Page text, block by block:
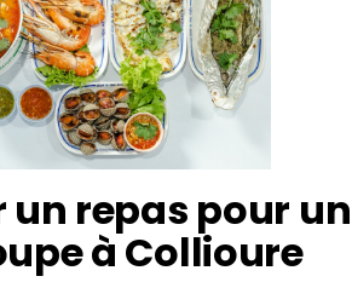
un repas pour un
à Collioure